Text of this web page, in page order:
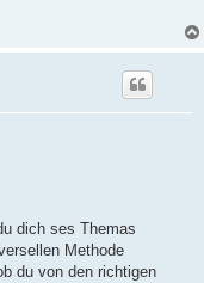
dich ses Themas
Methode
du von den richtigen